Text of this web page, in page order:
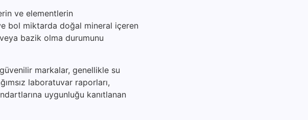
ve elementlerin
bol miktarda doğal mineral içeren
bazik olma durumunu
markalar, genellikle su
laboratuvar raporları,
uygunluğu kanıtlanan